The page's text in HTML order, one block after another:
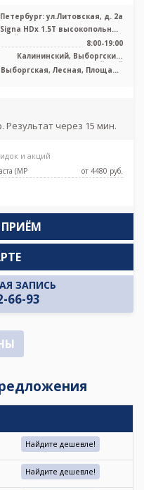
ул.Литовская, д. 2а
HDx 1.5Т высокопольный
закрытый тип, МРТ Philips Ingenia ...
8:00-19:00
Калининский, Выборгский,
Красногвардейский
Выборгская, Лесная, Площадь
Результат через 15 мин.
и акций
(МР
от 4480 pуб.
ЗАПИСЬ
66-93
Найдите дешевле!
Найдите дешевле!